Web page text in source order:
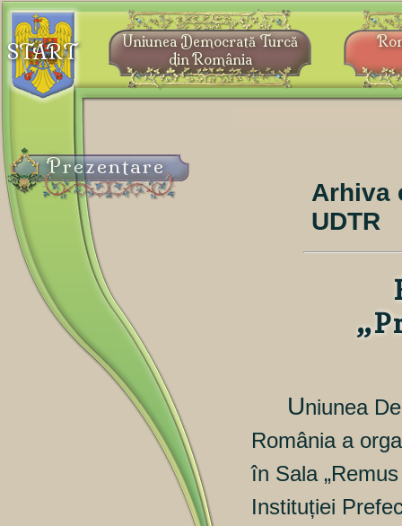
START
Prezentare
Uniunea Democrată Turcă
din România
Arhiva
UDTR
Uniunea
România a
în Sala
Instituției